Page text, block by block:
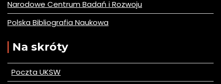
Narodowe Centrum Badań i Rozwoju
Polska Bibliografia Naukowa
Na skróty
Poczta UKSW